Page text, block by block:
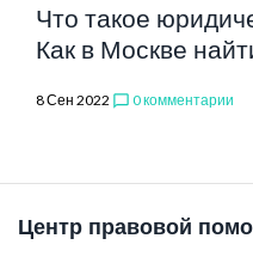
Что такое
Как в Москве
8 Сен 2022 chat_bubble_outline 0 комментарии
Центр правовой